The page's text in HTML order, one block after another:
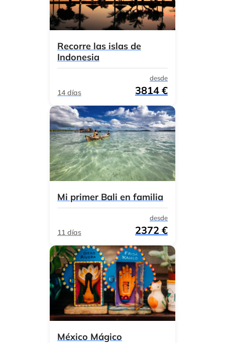
Recorre las islas de
Indonesia
14 días
desde
3814 €
Mi primer Bali en familia
11 días
desde
2372 €
México Mágico